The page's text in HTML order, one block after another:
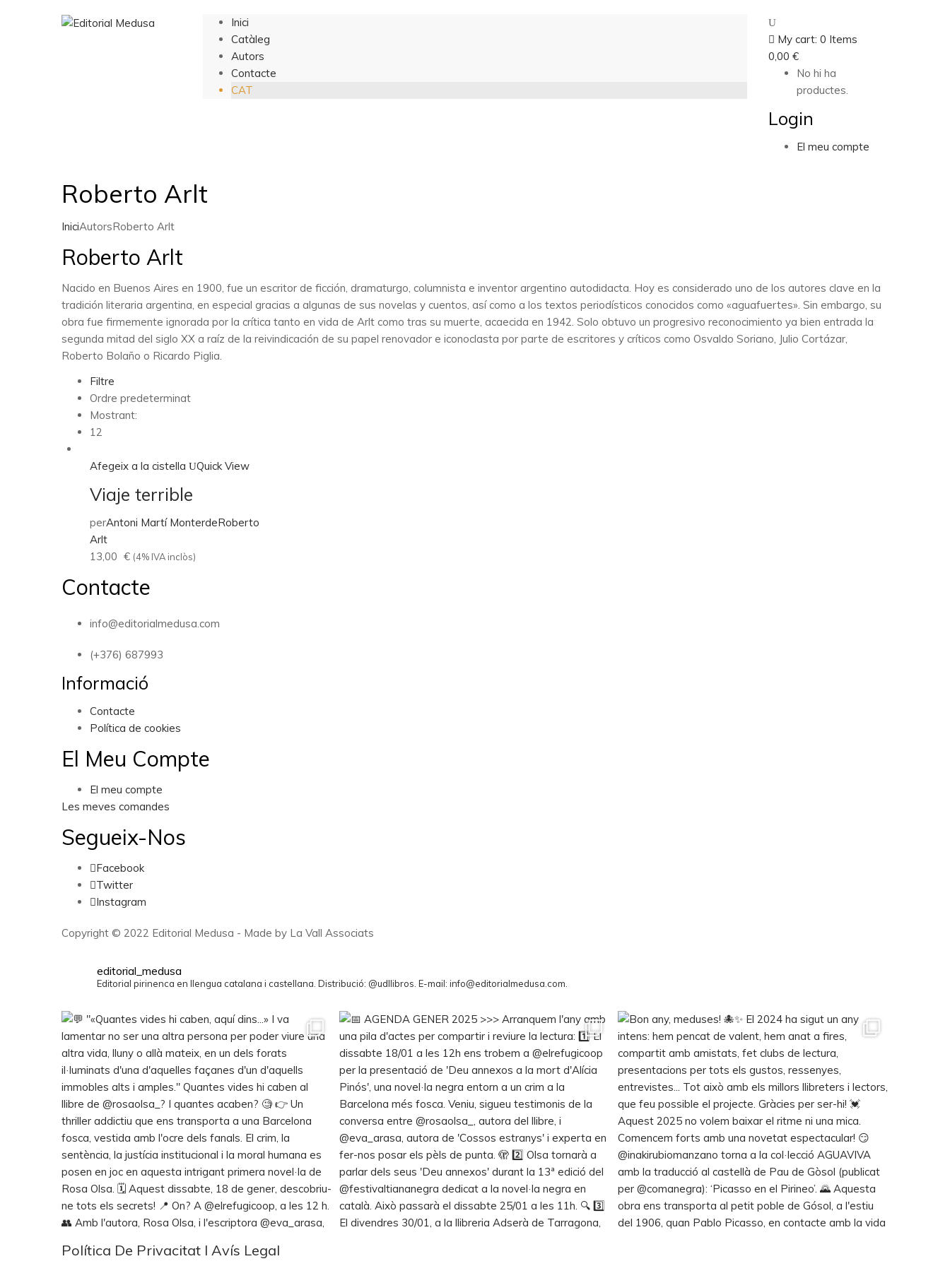
Inici
Catàleg
Autors
Contacte
CAT
My cart: 0 Items
0,00 €
No hi ha
productes.
Login
El meu compte
Roberto Arlt
IniciAutorsRoberto Arlt
Roberto Arlt
Nacido en Buenos Aires en 1900, fue un escritor de ficción, dramaturgo, columnista e inventor argentino autodidacta. Hoy es considerado uno de los autores clave en la
tradición literaria argentina, en especial gracias a algunas de sus novelas y cuentos, así como a los textos periodísticos conocidos como «aguafuertes». Sin embargo, su
obra fue firmemente ignorada por la crítica tanto en vida de Arlt como tras su muerte, acaecida en 1942. Solo obtuvo un progresivo reconocimiento ya bien entrada la
segunda mitad del siglo XX a raíz de la reivindicación de su papel renovador e iconoclasta por parte de escritores y críticos como Osvaldo Soriano, Julio Cortázar,
Roberto Bolaño o Ricardo Piglia.
Filtre
Ordre predeterminat
Mostrant:
12
Afegeix a la cistella Quick View
Viaje terrible
perAntoni Martí MonterdeRoberto
Arlt
13,00 € (4% IVA inclòs)
Contacte
info@editorialmedusa.com
(+376) 687993
Informació
Contacte
Política de cookies
El Meu Compte
El meu compte
Les meves comandes
Segueix-Nos
Facebook
Twitter
Instagram
Copyright © 2022 Editorial Medusa - Made by La Vall Associats
editorial_medusa
Editorial pirinenca en llengua catalana i castellana. Distribució: @udllibros. E-mail: info@editorialmedusa.com.
Política De Privacitat I Avís Legal